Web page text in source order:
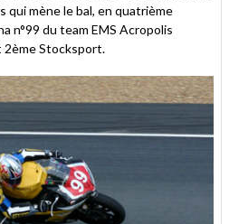
qui mène le bal, en quatrième
n°99 du team EMS Acropolis
2ème Stocksport.